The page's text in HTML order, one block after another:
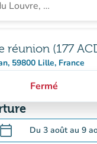
réunion (177
59800 Lille, France
dans Google Maps)
onglet)
Fermé
calendar_today Du 3 aoûtau 9
.Ouvrir le calendrier